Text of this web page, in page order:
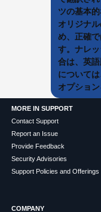
ツの基本
オリジナ
め、正確
す。ナレ
合は、英
について
オプショ
MORE IN SUPPORT
Contact Support
Report an Issue
Provide Feedback
Security Advisories
Support Policies and Offerings
COMPANY